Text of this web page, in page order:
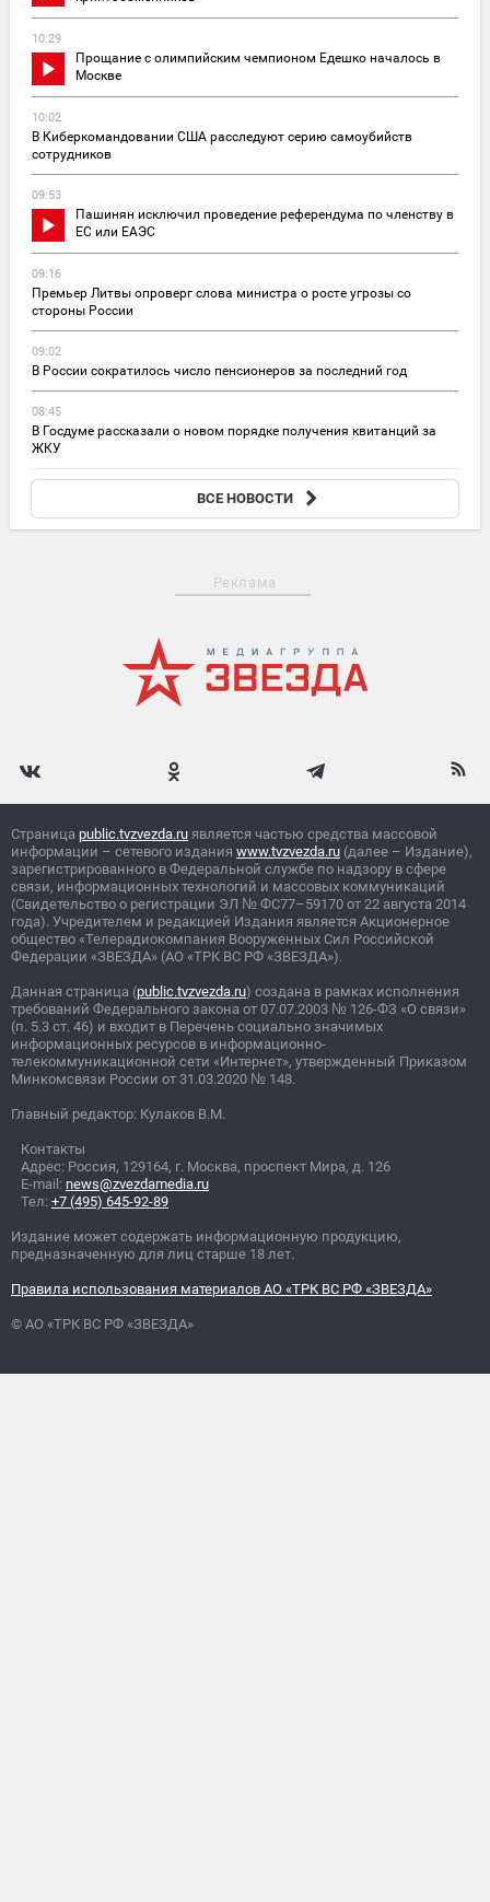
10:29
Прощание с олимпийским чемпионом Едешко началось в
Москве
10:02
В Киберкомандовании США расследуют серию самоубийств
сотрудников
09:53
Пашинян исключил проведение референдума по членству в
ЕС или ЕАЭС
09:16
Премьер Литвы опроверг слова министра о росте угрозы со
стороны России
09:02
В России сократилось число пенсионеров за последний год
08:45
В Госдуме рассказали о новом порядке получения квитанций за
ЖКУ
ВС РФ поразили три сухогруза и логистический узел ВСУ в Изюме
ВСЕ НОВОСТИ
Реклама
Страница public.tvzvezda.ru является частью средства массовой
информации – сетевого издания www.tvzvezda.ru (далее – Издание),
зарегистрированного в Федеральной службе по надзору в сфере
связи, информационных технологий и массовых коммуникаций
(Свидетельство о регистрации ЭЛ № ФС77–59170 от 22 августа 2014
года). Учредителем и редакцией Издания является Акционерное
общество «Телерадиокомпания Вооруженных Сил Российской
Федерации «ЗВЕЗДА» (АО «ТРК ВС РФ «ЗВЕЗДА»).
Данная страница (public.tvzvezda.ru) создана в рамках исполнения
требований Федерального закона от 07.07.2003 № 126-ФЗ «О связи»
(п. 5.3 ст. 46) и входит в Перечень социально значимых
информационных ресурсов в информационно-
телекоммуникационной сети «Интернет», утвержденный Приказом
Минкомсвязи России от 31.03.2020 № 148.
Главный редактор: Кулаков В.М.
Контакты
Адрес: Россия, 129164, г. Москва, проспект Мира, д. 126
E-mail: news@zvezdamedia.ru
Тел: +7 (495) 645-92-89
Издание может содержать информационную продукцию,
предназначенную для лиц старше 18 лет.
Правила использования материалов АО «ТРК ВС РФ «ЗВЕЗДА»
© АО «ТРК ВС РФ «ЗВЕЗДА»